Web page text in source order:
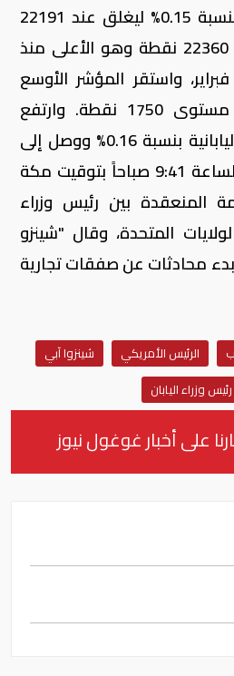
وصعد مؤشر "نيكي" بنسبة 0.15% ليغلق عند 22191
نقطة، بعما ارتفع إلى 22360 نقطة وهو الأعلى منذ
واستقر المؤشر الأوسع
نطاقًا "توبكس" عند مستوى 1750 نقطة. وارتفع
الدولار مقابل العملة اليابانية بنسبة 0.16% ووصل إلى
107.40 ين، في تمام الساعة 9:41 صباحاً بتوقيت مكة
المنعقدة بين رئيس وزراء
المتحدة، وقال "شينزو
محادثات عن صفقات تجارية
الرئيس الأمريكي
شينزوا آبي
رئيس وزراء اليابان
على أخبار غوغول نيوز